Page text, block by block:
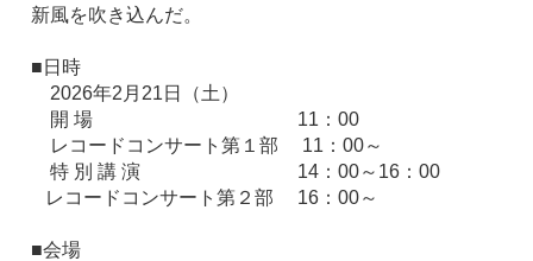
新風を吹き込んだ。
■日時
2026年2月21日（土）
開 場 11：00
レコードコンサート第１部 11：00～
特 別 講 演 14：00～16：00
レコードコンサート第２部 16：00～
■会場